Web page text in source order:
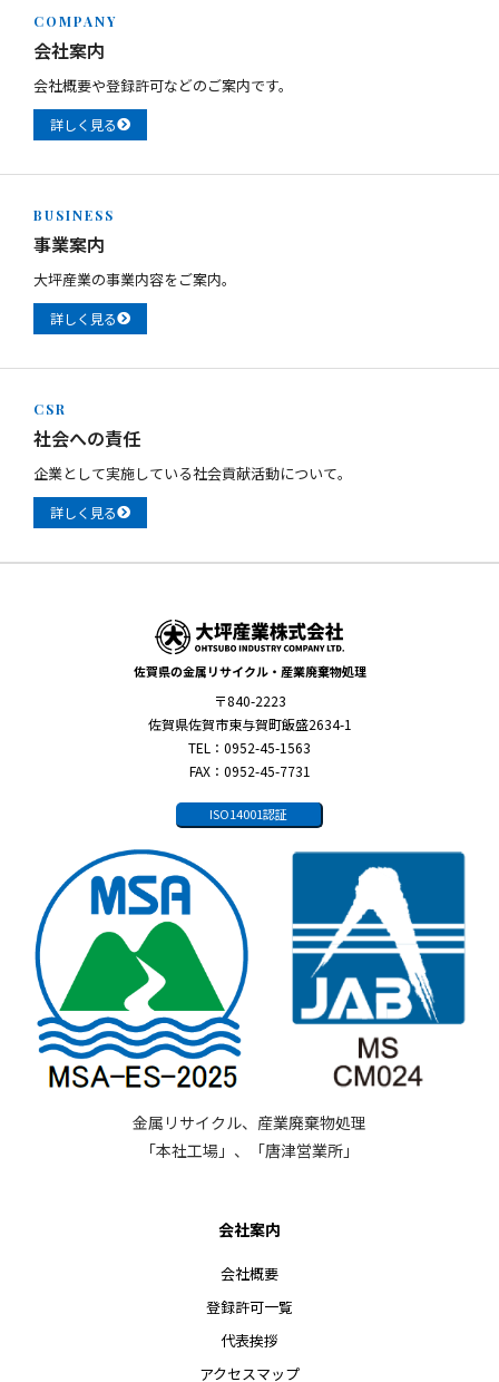
COMPANY
会社案内
会社概要や登録許可などのご案内です。
詳しく見る
BUSINESS
事業案内
大坪産業の事業内容をご案内。
詳しく見る
CSR
社会への責任
企業として実施している社会貢献活動について。
詳しく見る
佐賀県の金属リサイクル・産業廃棄物処理
〒840-2223
佐賀県佐賀市東与賀町飯盛2634-1
TEL：0952-45-1563
FAX：0952-45-7731
ISO14001認証
金属リサイクル、産業廃棄物処理
「本社工場」、「唐津営業所」
会社案内
会社概要
登録許可一覧
代表挨拶
アクセスマップ